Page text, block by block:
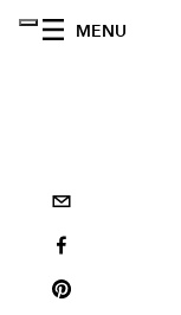
MENU